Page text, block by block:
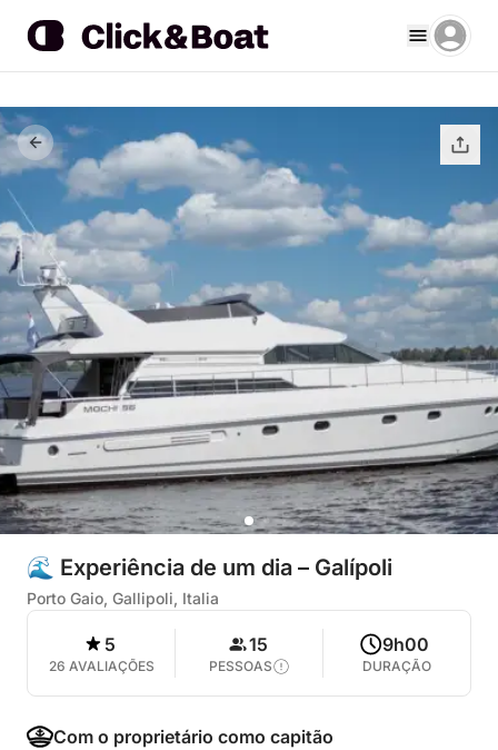
🌊 Experiência de um dia – Galípoli
Porto Gaio, Gallipoli, Italia
5
26 AVALIAÇÕES
15
PESSOAS
9h00
DURAÇÃO
Com o proprietário como capitão